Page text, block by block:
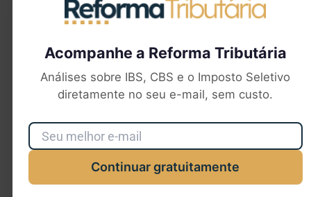
Acompanhe a Reforma Tributária
Análises sobre IBS, CBS e o Imposto Seletivo
diretamente no seu e-mail, sem custo.
Continuar gratuitamente